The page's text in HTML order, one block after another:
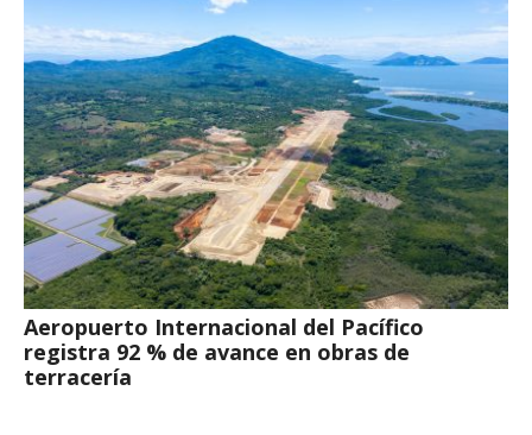
Aeropuerto Internacional del Pacífico
registra 92 % de avance en obras de
terracería